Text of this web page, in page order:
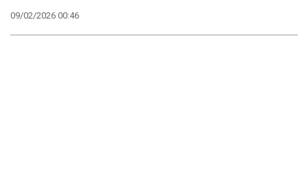
09/02/2026 00:46